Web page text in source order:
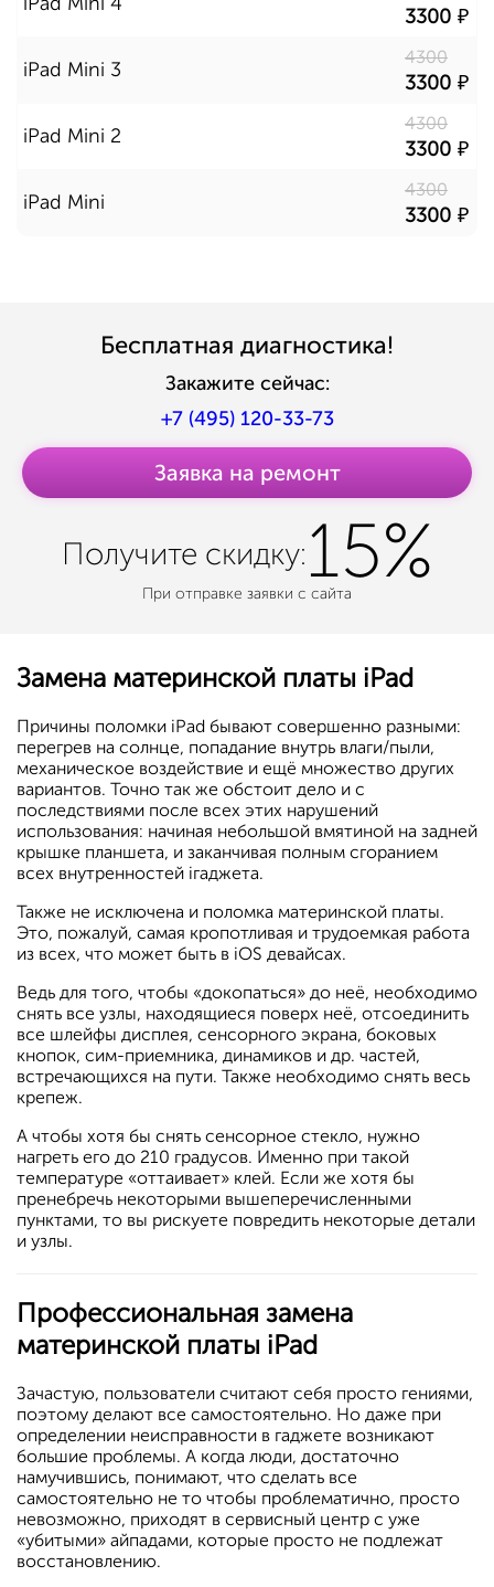
3300
iPad Mini 3
4300
3300
iPad Mini 2
4300
3300
iPad Mini
4300
3300
Бесплатная диагностика!
Закажите сейчас:
+7 (495) 120-33-73
Заявка на ремонт
Получите скидку:15%
При отправке заявки с сайта
Замена материнской платы iPad
Причины поломки iPad бывают совершенно разными:
перегрев на солнце, попадание внутрь влаги/пыли,
механическое воздействие и ещё множество других
вариантов. Точно так же обстоит дело и с
последствиями после всех этих нарушений
использования: начиная небольшой вмятиной на задней
крышке планшета, и заканчивая полным сгоранием
всех внутренностей iгаджета.
Также не исключена и поломка материнской платы.
Это, пожалуй, самая кропотливая и трудоемкая работа
из всех, что может быть в iOS девайсах.
Ведь для того, чтобы «докопаться» до неё, необходимо
снять все узлы, находящиеся поверх неё, отсоединить
все шлейфы дисплея, сенсорного экрана, боковых
кнопок, сим-приемника, динамиков и др. частей,
встречающихся на пути. Также необходимо снять весь
крепеж.
А чтобы хотя бы снять сенсорное стекло, нужно
нагреть его до 210 градусов. Именно при такой
температуре «оттаивает» клей. Если же хотя бы
пренебречь некоторыми вышеперечисленными
пунктами, то вы рискуете повредить некоторые детали
и узлы.
Профессиональная замена
материнской платы iPad
Зачастую, пользователи считают себя просто гениями,
поэтому делают все самостоятельно. Но даже при
определении неисправности в гаджете возникают
большие проблемы. А когда люди, достаточно
намучившись, понимают, что сделать все
самостоятельно не то чтобы проблематично, просто
невозможно, приходят в сервисный центр с уже
«убитыми» айпадами, которые просто не подлежат
восстановлению.